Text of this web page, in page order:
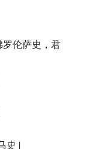
罗伦萨史，君
史 |